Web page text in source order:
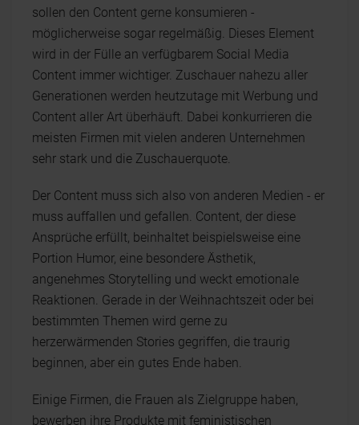
sollen den Content gerne konsumieren -
möglicherweise sogar regelmäßig. Dieses Element
wird in der Fülle an verfügbarem Social Media
Content immer wichtiger. Zuschauer nahezu aller
Generationen werden heutzutage mit Werbung und
Content aller Art überhäuft. Dabei konkurrieren die
meisten Firmen mit vielen anderen Unternehmen
sehr stark und die Zuschauerquote.
Der Content muss sich also von anderen Medien - er
muss auffallen und gefallen. Content, der diese
Ansprüche erfüllt, beinhaltet beispielsweise eine
Portion Humor, eine besondere Ästhetik,
angenehmes Storytelling und weckt emotionale
Reaktionen. Gerade in der Weihnachtszeit oder bei
bestimmten Themen wird gerne zu
herzerwärmenden Stories gegriffen, die traurig
beginnen, aber ein gutes Ende haben.
Einige Firmen, die Frauen als Zielgruppe haben,
bewerben ihre Produkte mit feministischen